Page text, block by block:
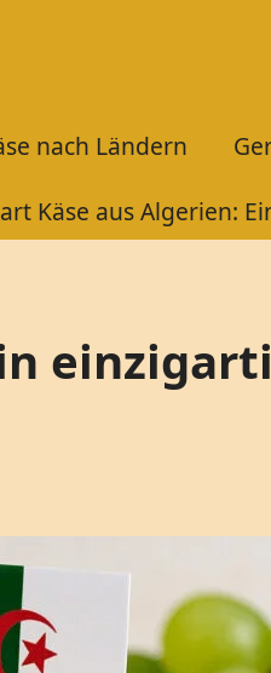
nach Ländern
Käse aus Algerien: